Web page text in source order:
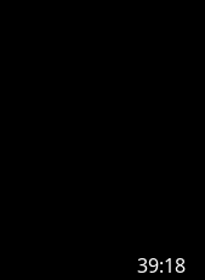
39:18